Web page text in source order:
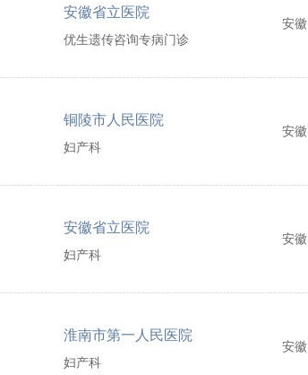
安徽省立医院
优生遗传咨询专病门诊
安徽
铜陵市人民医院
妇产科
安徽
安徽省立医院
妇产科
安徽
淮南市第一人民医院
妇产科
安徽